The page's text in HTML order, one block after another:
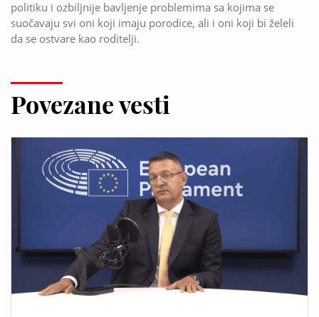
politiku i ozbiljnije bavljenje problemima sa kojima se
suočavaju svi oni koji imaju porodice, ali i oni koji bi želeli
da se ostvare kao roditelji.
Povezane vesti